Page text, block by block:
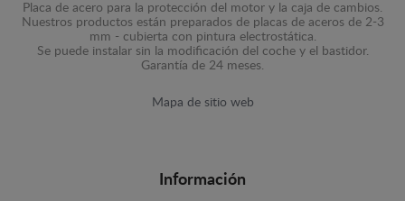
Placa de acero para la protección del motor y la caja de cambios.
Nuestros productos están preparados de placas de aceros de 2-3
mm - cubierta con pintura electrostática.
Se puede instalar sin la modificación del coche y el bastidor.
Garantía de 24 meses.
Mapa de sitio web
Información